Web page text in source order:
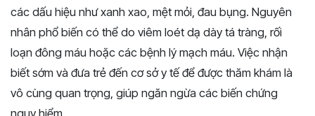
các dấu hiệu như xanh xao, mệt mỏi, đau bụng. Nguyên
nhân phổ biến có thể do viêm loét dạ dày tá tràng, rối
loạn đông máu hoặc các bệnh lý mạch máu. Việc nhận
biết sớm và đưa trẻ đến cơ sở y tế để được thăm khám là
vô cùng quan trọng, giúp ngăn ngừa các biến chứng